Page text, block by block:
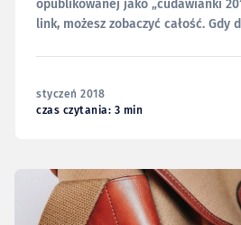
opublikowanej jako „cudawianki
link, możesz zobaczyć całość. Gdy dwa lata temu
okropnie o mnie zaświadczy, ale
styczeń 2018
czas czytania: 3 min